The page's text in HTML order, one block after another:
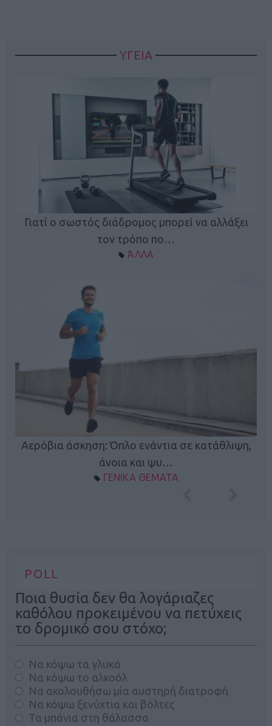
ΥΓΕΙΑ
Γιατί ο σωστός διάδρομος μπορεί να αλλάξει
τον τρόπο πο…
ΆΛΛΑ
Αερόβια άσκηση: Όπλο ενάντια σε κατάθλιψη,
άνοια και ψυ…
ΓΕΝΙΚΑ ΘΕΜΑΤΑ
POLL
Ποια θυσία δεν θα λογάριαζες
καθόλου προκειμένου να πετύχεις
το δρομικό σου στόχο;
Να κόψω τα γλυκά
Να κόψω το αλκοόλ
Να ακολουθήσω μία αυστηρή διατροφή
Να κόψω ξενύχτια και βόλτες
Τα μπάνια στη θάλασσα